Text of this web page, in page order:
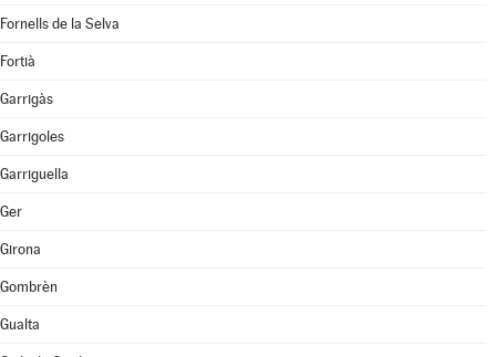
Fornells de la Selva
Fortià
Garrigàs
Garrigoles
Garriguella
Ger
Girona
Gombrèn
Gualta